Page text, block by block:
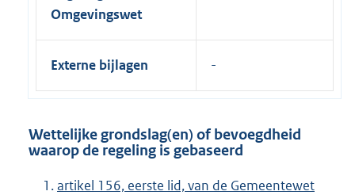
Omgevingswet
Externe bijlagen
Wettelijke grondslag(en) of bevoegdheid
waarop de regeling is gebaseerd
artikel 156, eerste lid, van de Gemeentewet